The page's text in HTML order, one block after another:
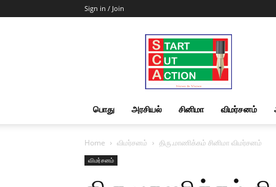
Sign in / Join
Start
Cut
Action
|
News
&
பொது அரசியல் சினிமா விமர்சனம்
Home விமர்சனம் திரு.மாணிக்கம் சினிமா விமர்சனம்
விமர்சனம்